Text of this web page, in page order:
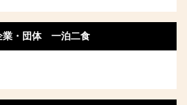
業・団体 一泊二食